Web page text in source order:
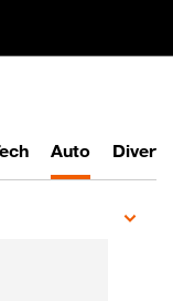
Auto